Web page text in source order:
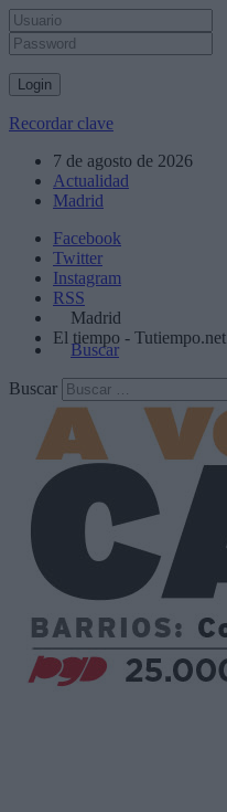
Recordar clave
7 de agosto de 2026
Actualidad
Madrid
Facebook
Twitter
Instagram
RSS
Madrid
El tiempo - Tutiempo.net
Buscar
Buscar